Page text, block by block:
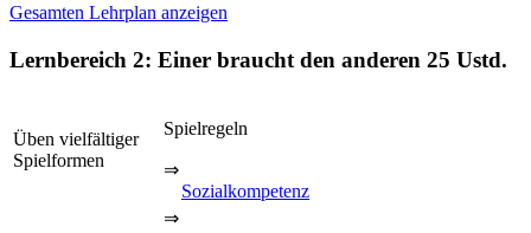
Gesamten Lehrplan anzeigen
Lernbereich 2: Einer braucht den anderen 25 Ustd.
Üben vielfältiger
Spielformen
Spielregeln
⇒
Sozialkompetenz
⇒